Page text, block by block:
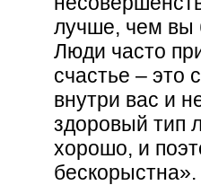
лучше, чем вы
Люди часто
счастье – это
внутри вас и
здоровый тип
хорошо, и
бескорыстна».